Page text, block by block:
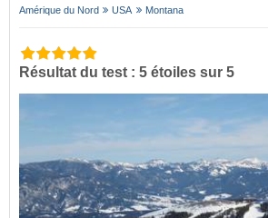
Amérique du Nord USA Montana
Résultat du test : 5 étoiles sur 5